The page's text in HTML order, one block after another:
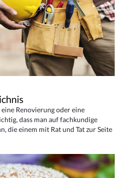
Renovierung oder eine
dass man auf fachkundige
die einem mit Rat und Tat zur Seite